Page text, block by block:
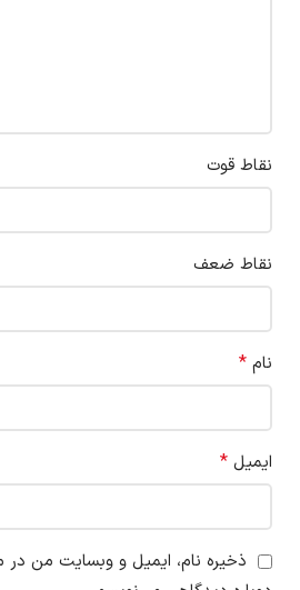
نقاط قوت
نقاط ضعف
نام *
ایمیل *
ذخیره نام، ایمیل و وبسایت من در